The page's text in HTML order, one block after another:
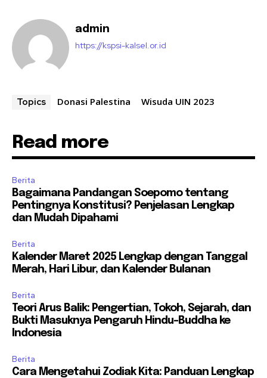
admin
https://kspsi-kalsel.or.id
Topics Donasi Palestina Wisuda UIN 2023
Read more
Berita
Bagaimana Pandangan Soepomo tentang
Pentingnya Konstitusi? Penjelasan Lengkap
dan Mudah Dipahami
Berita
Kalender Maret 2025 Lengkap dengan Tanggal
Merah, Hari Libur, dan Kalender Bulanan
Berita
Teori Arus Balik: Pengertian, Tokoh, Sejarah, dan
Bukti Masuknya Pengaruh Hindu-Buddha ke
Indonesia
Berita
Cara Mengetahui Zodiak Kita: Panduan Lengkap